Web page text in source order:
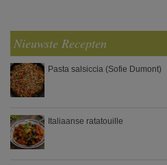
Nieuwste Recepten
Pasta salsiccia (Sofie Dumont)
Italiaanse ratatouille